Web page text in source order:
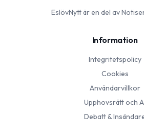
EslövNyttär en del av
Information
Integritetspolicy
Cookies
Användarvillkor
Upphovsrätt och
Debatt &